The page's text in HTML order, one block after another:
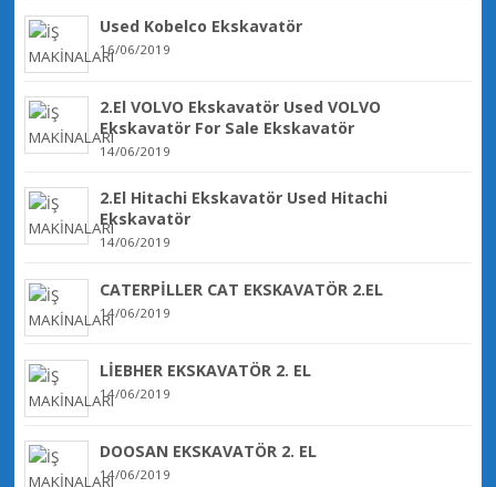
Used Kobelco Ekskavatör
16/06/2019
2.El VOLVO Ekskavatör Used VOLVO
Ekskavatör For Sale Ekskavatör
14/06/2019
2.El Hitachi Ekskavatör Used Hitachi
Ekskavatör
14/06/2019
CATERPİLLER CAT EKSKAVATÖR 2.EL
14/06/2019
LİEBHER EKSKAVATÖR 2. EL
14/06/2019
DOOSAN EKSKAVATÖR 2. EL
14/06/2019